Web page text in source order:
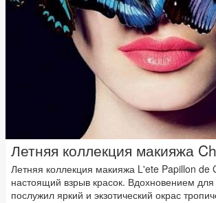
Летняя коллекция макияжа
Летняя коллекция макияжа L'ete Papillon de
настоящий взрыв красок. Вдохновением
послужил яркий и экзотический окрас